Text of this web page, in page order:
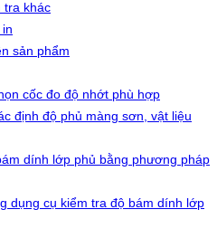
tra khác
sản phẩm
cốc đo độ nhớt phù hợp
định độ phủ màng sơn, vật liệu
dính lớp phủ bằng phương pháp
dụng cụ kiểm tra độ bám dính lớp